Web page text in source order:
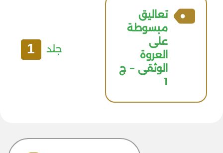
تعاليق
مبسوطة
علی
العروة
الوثقی – ج
1
جلد 1